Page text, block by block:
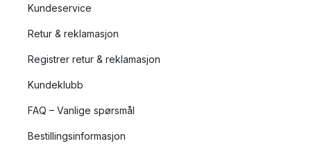
Kundeservice
Retur & reklamasjon
Registrer retur & reklamasjon
Kundeklubb
FAQ – Vanlige spørsmål
Bestillingsinformasjon